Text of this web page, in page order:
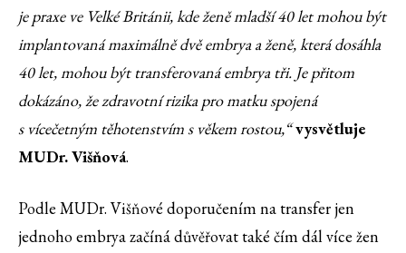
je praxe ve Velké Británii, kde ženě mladší 40 let mohou být
implantovaná maximálně dvě embrya a ženě, která dosáhla
40 let, mohou být transferovaná embrya tři. Je přitom
dokázáno, že zdravotní rizika pro matku spojená
s vícečetným těhotenstvím s věkem rostou,“vysvětluje
MUDr. Višňová.
Podle MUDr. Višňové doporučením na transfer jen
jednoho embrya začíná důvěřovat také čím dál více žen